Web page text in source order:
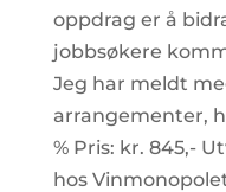
oppdrag er å
jobbsøkere
Jeg har meldt
arrangementer,
% Pris: kr. 845,-
hos